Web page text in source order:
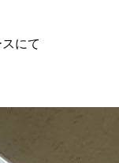
にて